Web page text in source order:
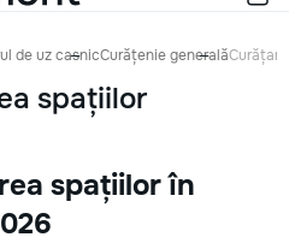
de uz casnicCurățenie generală
spațiilor
spațiilor în